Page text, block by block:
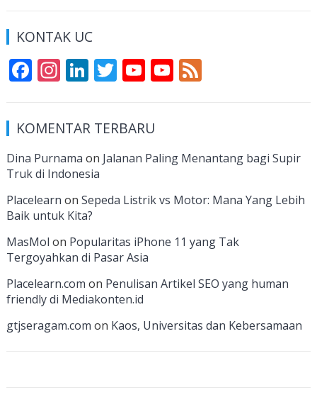
KONTAK UC
F
e
b
o
o
k
In
a
gr
a
m
Li
k
e
dI
n
T
itt
er
Y
u
T
u
e
Y
u
e
h
a
n
n
F
KOMENTAR TERBARU
Dina Purnama on Jalanan Paling Menantang bagi Supir
Truk di Indonesia
Placelearn on Sepeda Listrik vs Motor: Mana Yang Lebih
Baik untuk Kita?
MasMol on Popularitas iPhone 11 yang Tak
Tergoyahkan di Pasar Asia
Placelearn.com on Penulisan Artikel SEO yang human
friendly di Mediakonten.id
gtjseragam.com on Kaos, Universitas dan Kebersamaan